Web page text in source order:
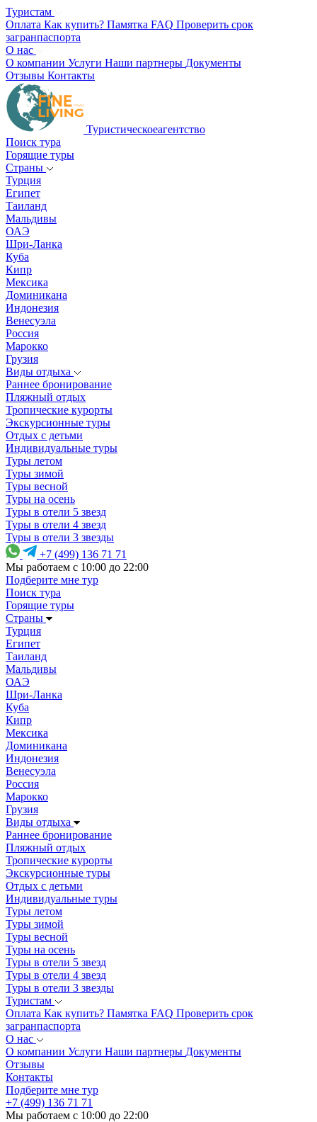
Туристам
Оплата Как купить? Памятка FAQ Проверить срок
загранпаспорта
О нас
О компании Услуги Наши партнеры Документы
Отзывы Контакты
Туристическоеагентство
Поиск тура
Горящие туры
Страны
Турция
Египет
Таиланд
Мальдивы
ОАЭ
Шри-Ланка
Куба
Кипр
Мексика
Доминикана
Индонезия
Венесуэла
Россия
Марокко
Грузия
Виды отдыха
Раннее бронирование
Пляжный отдых
Тропические курорты
Экскурсионные туры
Отдых с детьми
Индивидуальные туры
Туры летом
Туры зимой
Туры весной
Туры на осень
Туры в отели 5 звезд
Туры в отели 4 звезд
Туры в отели 3 звезды
+7 (499) 136 71 71
Мы работаем с 10:00 до 22:00
Подберите мне тур
Поиск тура
Горящие туры
Страны
Турция
Египет
Таиланд
Мальдивы
ОАЭ
Шри-Ланка
Куба
Кипр
Мексика
Доминикана
Индонезия
Венесуэла
Россия
Марокко
Грузия
Виды отдыха
Раннее бронирование
Пляжный отдых
Тропические курорты
Экскурсионные туры
Отдых с детьми
Индивидуальные туры
Туры летом
Туры зимой
Туры весной
Туры на осень
Туры в отели 5 звезд
Туры в отели 4 звезд
Туры в отели 3 звезды
Туристам
Оплата Как купить? Памятка FAQ Проверить срок
загранпаспорта
О нас
О компании Услуги Наши партнеры Документы
Отзывы
Контакты
Подберите мне тур
+7 (499) 136 71 71
Мы работаем с 10:00 до 22:00